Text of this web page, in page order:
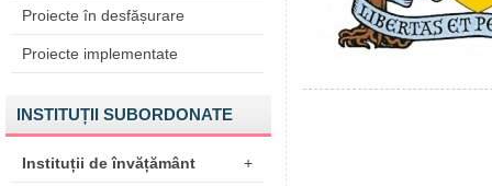
Proiecte în desfășurare
Proiecte implementate
INSTITUȚII SUBORDONATE
Instituții de învățământ +